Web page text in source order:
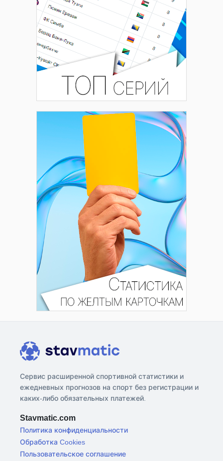
Сервис расширенной спортивной статистики и
ежедневных прогнозов на спорт без регистрации и
каких-либо обязательных платежей.
Stavmatic.com
Политика конфиденциальности
Обработка Cookies
Пользовательское соглашение